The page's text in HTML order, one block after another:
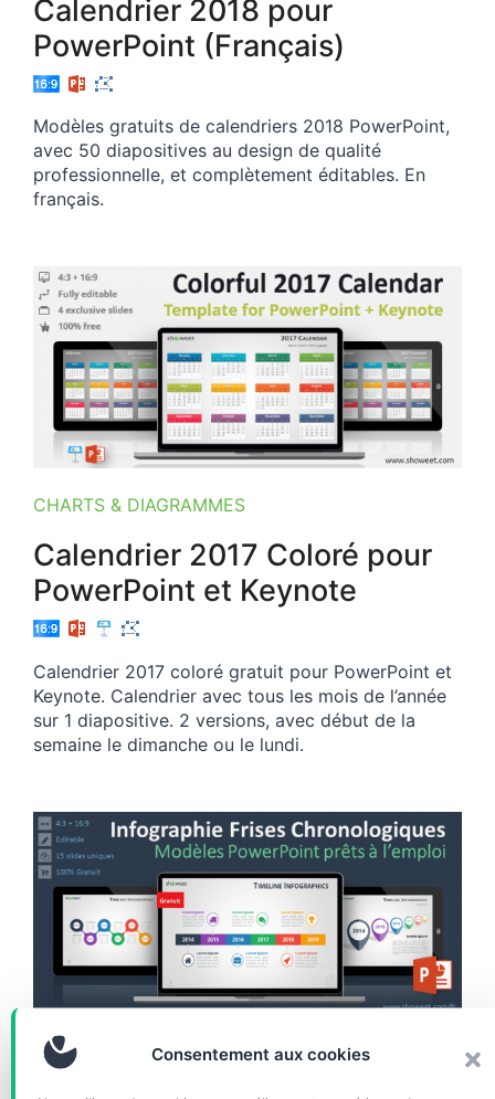
Consentement aux cookies
Calendrier 2018 pour
PowerPoint (Français)
Modèles gratuits de calendriers 2018 PowerPoint,
avec 50 diapositives au design de qualité
professionnelle, et complètement éditables. En
français.
CHARTS & DIAGRAMMES
Calendrier 2017 Coloré pour
PowerPoint et Keynote
Calendrier 2017 coloré gratuit pour PowerPoint et
Keynote. Calendrier avec tous les mois de l’année
sur 1 diapositive. 2 versions, avec début de la
semaine le dimanche ou le lundi.
CHARTS & DIAGRAMMES